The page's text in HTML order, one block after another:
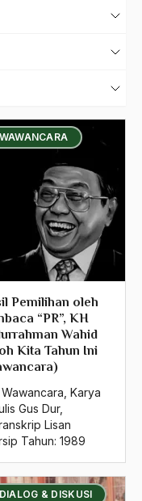
Pemilihan oleh
“PR”, KH
Wahid
Kita Tahun Ini
Karya
Gus Dur,
Lisan
Tahun: 1989
& DISKUSI